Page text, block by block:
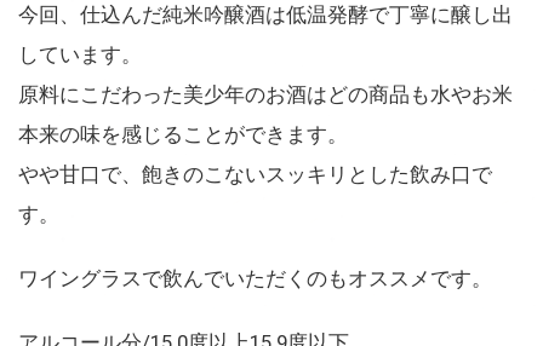
今回、仕込んだ純米吟醸酒は低温発酵で丁寧に醸し出
しています。
原料にこだわった美少年のお酒はどの商品も水やお米
本来の味を感じることができます。
やや甘口で、飽きのこないスッキリとした飲み口で
す。
ワイングラスで飲んでいただくのもオススメです。